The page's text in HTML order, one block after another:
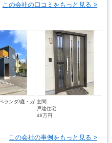
この会社の口コミをもっと見る >
ランダ/庭・ガ 玄関
戸建住宅
48万円
この会社の事例をもっと見る >